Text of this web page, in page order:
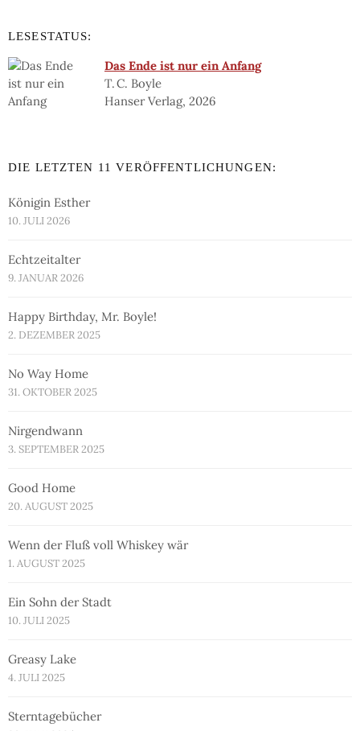
LESESTATUS:
Das Ende ist nur ein Anfang
T. C. Boyle
Hanser Verlag, 2026
DIE LETZTEN 11 VERÖFFENTLICHUNGEN:
Königin Esther
10. JULI 2026
Echtzeitalter
9. JANUAR 2026
Happy Birthday, Mr. Boyle!
2. DEZEMBER 2025
No Way Home
31. OKTOBER 2025
Nirgendwann
3. SEPTEMBER 2025
Good Home
20. AUGUST 2025
Wenn der Fluß voll Whiskey wär
1. AUGUST 2025
Ein Sohn der Stadt
10. JULI 2025
Greasy Lake
4. JULI 2025
Sterntagebücher